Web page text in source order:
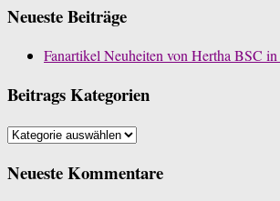
Neueste Beiträge
Fanartikel Neuheiten von Hertha BSC
Beitrags Kategorien
Beitrags
Neueste Kommentare